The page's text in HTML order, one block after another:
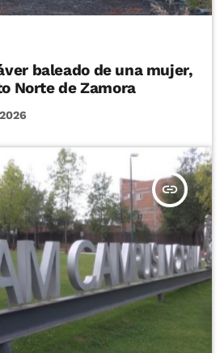
baleado de una mujer,
Norte de Zamora
insert_link